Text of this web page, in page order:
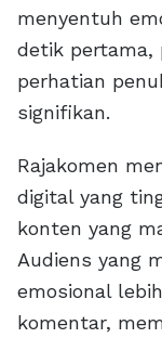
menyentuh
detik pertama,
perhatian
signifikan.
Rajakomen
digital yang
konten yang
Audiens yang
emosional
komentar,